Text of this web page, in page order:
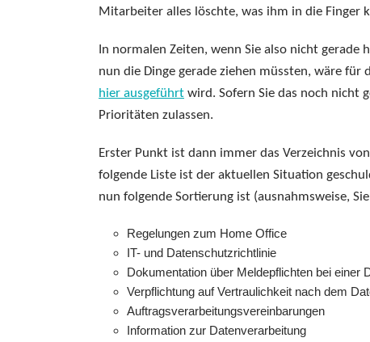
Mitarbeiter alles löschte, was ihm in die Finger
In normalen Zeiten, wenn Sie also nicht
nun die Dinge gerade ziehen müssten, wäre für
hier ausgeführt wird. Sofern Sie das noch nicht
Prioritäten zulassen.
Erster Punkt ist dann immer das Verzeichnis
folgende Liste ist der aktuellen Situation
nun folgende Sortierung ist (ausnahmsweise,
Regelungen zum Home Office
IT- und Datenschutzrichtlinie
Dokumentation über Meldepflichten bei einer
Verpflichtung auf Vertraulichkeit nach dem
Auftragsverarbeitungsvereinbarungen
Information zur Datenverarbeitung